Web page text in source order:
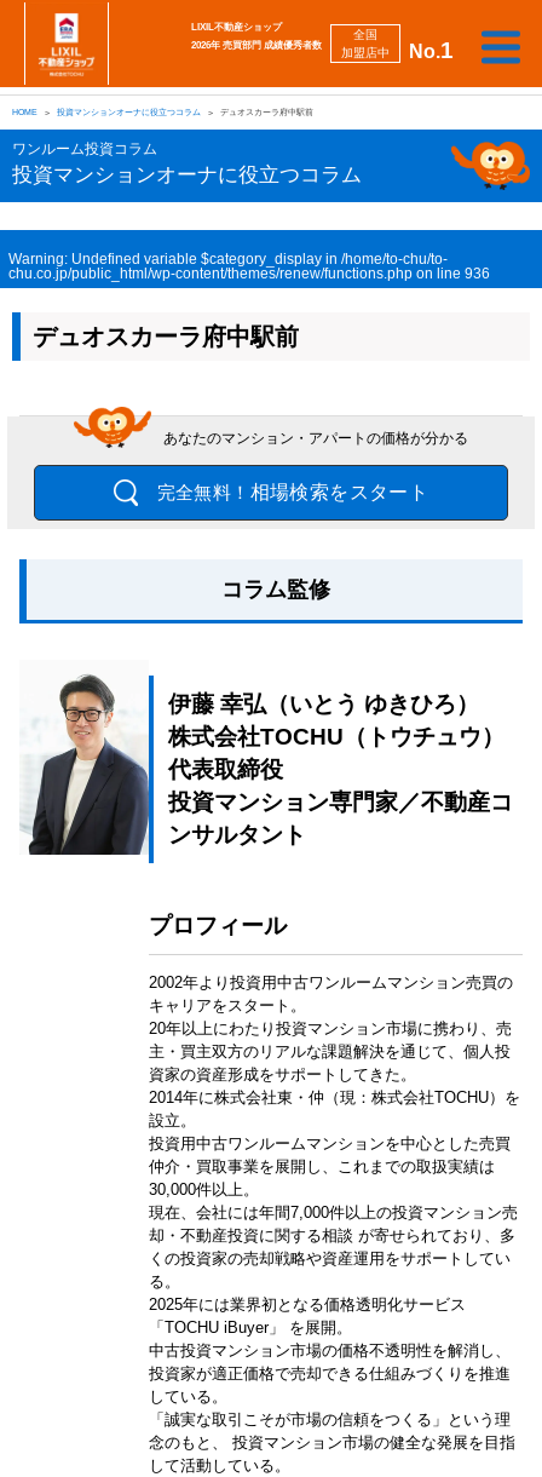
No.1
全国
加盟店中
LIXIL不動産ショップ
2026年 売買部門 成績優秀者数
売
り
た
い
買
い
た
い
相
談
し
た
い
勉
強
し
た
い
強
み
会
社
案
採
用
情
査定
HOME 投資マンションオーナに役立つコラム デュオスカーラ府中駅前
ワンルーム投資コラム
投資マンションオーナに役立つコラム
Warning: Undefined variable $category_display in /home/to-chu/to-
chu.co.jp/public_html/wp-content/themes/renew/functions.php on line 936
デュオスカーラ府中駅前
あなたのマンション・アパートの価格が分かる
完全無料！ 相場検索をスタート
コラム監修
伊藤 幸弘（いとう ゆきひろ）
株式会社TOCHU（トウチュウ）
代表取締役
投資マンション専門家／不動産コ
ンサルタント
プロフィール
2002年より投資用中古ワンルームマンション売買の
キャリアをスタート。
20年以上にわたり投資マンション市場に携わり、売
主・買主双方のリアルな課題解決を通じて、個人投
資家の資産形成をサポートしてきた。
2014年に株式会社東・仲（現：株式会社TOCHU）を
設立。
投資用中古ワンルームマンションを中心とした売買
仲介・買取事業を展開し、これまでの取扱実績は
30,000件以上。
現在、会社には年間7,000件以上の投資マンション売
却・不動産投資に関する相談 が寄せられており、多
くの投資家の売却戦略や資産運用をサポートしてい
る。
2025年には業界初となる価格透明化サービス
「TOCHU iBuyer」 を展開。
中古投資マンション市場の価格不透明性を解消し、
投資家が適正価格で売却できる仕組みづくりを推進
している。
「誠実な取引こそが市場の信頼をつくる」という理
念のもと、 投資マンション市場の健全な発展を目指
して活動している。